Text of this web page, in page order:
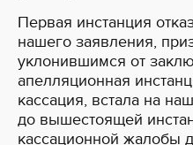
Первая инстанция
нашего заявления,
уклонившимся от
апелляционная
кассация, встала на
до вышестоящей
кассационной жалобы